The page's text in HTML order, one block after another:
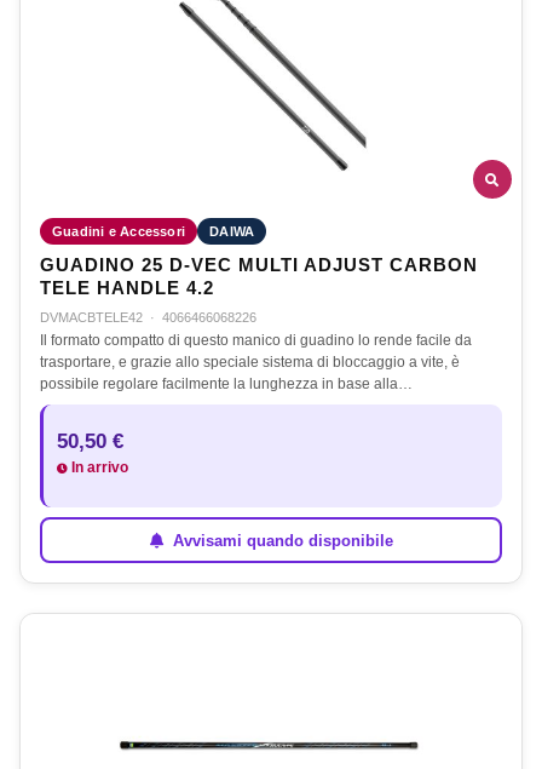
Guadini e Accessori DAIWA
GUADINO 25 D-VEC MULTI ADJUST CARBON
TELE HANDLE 4.2
DVMACBTELE42 · 4066466068226
Il formato compatto di questo manico di guadino lo rende facile da
trasportare, e grazie allo speciale sistema di bloccaggio a vite, è
possibile regolare facilmente la lunghezza in base alla…
50,50 €
In arrivo
Avvisami quando disponibile